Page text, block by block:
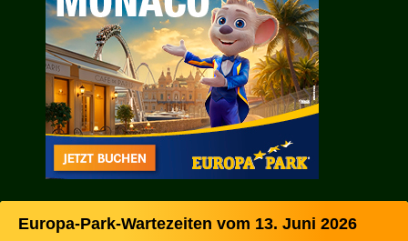
Europa-Park-Wartezeiten vom 13. Juni 2026